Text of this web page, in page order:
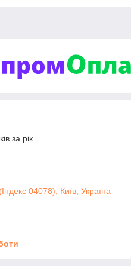
продукти від
та корисне!
за рік
04078), Київ, Україна